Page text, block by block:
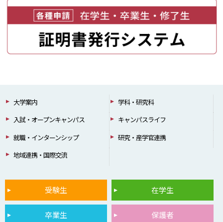
大学案内
学科・研究科
入試・オープンキャンパス
キャンパスライフ
就職・インターンシップ
研究・産学官連携
地域連携・国際交流
受験生 在学生
卒業生 保護者